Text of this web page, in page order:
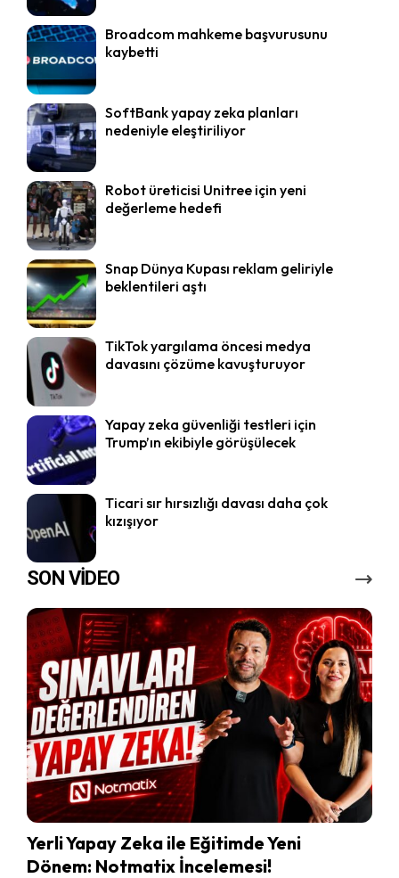
Broadcom mahkeme başvurusunu
kaybetti
SoftBank yapay zeka planları
nedeniyle eleştiriliyor
Robot üreticisi Unitree için yeni
değerleme hedefi
Snap Dünya Kupası reklam geliriyle
beklentileri aştı
TikTok yargılama öncesi medya
davasını çözüme kavuşturuyor
Yapay zeka güvenliği testleri için
Trump’ın ekibiyle görüşülecek
Ticari sır hırsızlığı davası daha çok
kızışıyor
SON VİDEO
Yerli Yapay Zeka ile Eğitimde Yeni
Dönem: Notmatix İncelemesi!